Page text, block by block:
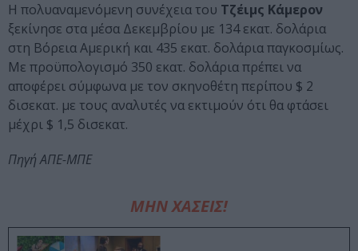
Η πολυαναμενόμενη συνέχεια του Τζέιμς Κάμερον
ξεκίνησε στα μέσα Δεκεμβρίου με 134 εκατ. δολάρια
στη Βόρεια Αμερική και 435 εκατ. δολάρια παγκοσμίως.
Με προϋπολογισμό 350 εκατ. δολάρια πρέπει να
αποφέρει σύμφωνα με τον σκηνοθέτη περίπου $ 2
δισεκατ. με τους αναλυτές να εκτιμούν ότι θα φτάσει
μέχρι $ 1,5 δισεκατ.
Πηγή ΑΠΕ-ΜΠΕ
ΜΗΝ ΧΑΣΕΙΣ!